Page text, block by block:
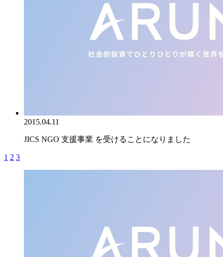
2015.04.11
JICS NGO 支援事業 を受けることになりました
1 2 3